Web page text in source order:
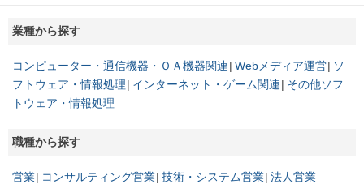
業種から探す
コンピューター・通信機器・ＯＡ機器関連 Webメディア運営
ソ
フトウェア・情報処理
インターネット・ゲーム関連
その他ソフ
トウェア・情報処理
職種から探す
営業 コンサルティング営業 技術・システム営業 法人営業